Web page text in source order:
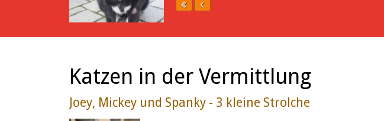
Katzen in der Vermittlung
Joey, Mickey und Spanky - 3 kleine Strolche